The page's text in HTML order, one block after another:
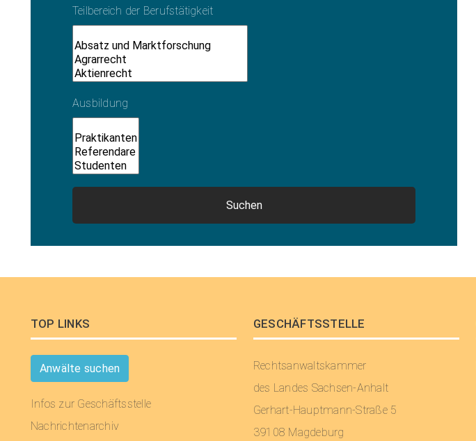
Teilbereich der Berufstätigkeit
Ausbildung
Suchen
TOP LINKS
Anwälte suchen
Infos zur Geschäftsstelle
Nachrichtenarchiv
GESCHÄFTSSTELLE
Rechtsanwaltskammer
des Landes Sachsen-Anhalt
Gerhart-Hauptmann-Straße 5
39108 Magdeburg